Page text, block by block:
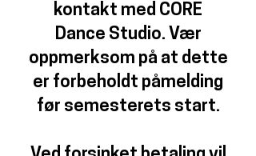
kontakt med CORE
Dance Studio. Vær
oppmerksom på at dette
er forbeholdt påmelding
før semesterets start.